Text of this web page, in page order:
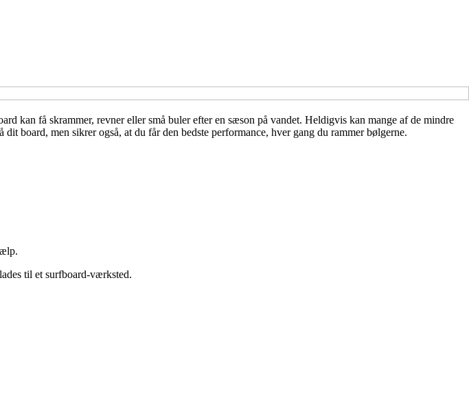
kan få skrammer, revner eller små buler efter en sæson på vandet. Heldigvis kan mange af de mindre
board, men sikrer også, at du får den bedste performance, hver gang du rammer bølgerne.
til et surfboard-værksted.